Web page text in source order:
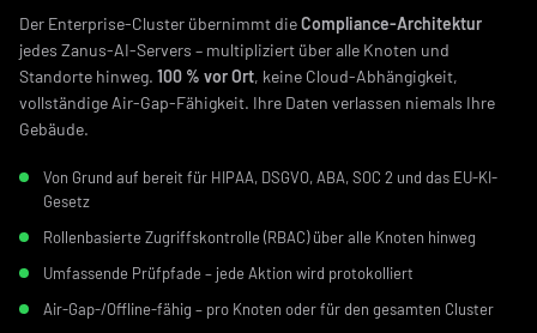
Der Enterprise-Cluster übernimmt dieCompliance-Architektur
jedes Zanus-AI-Servers – multipliziert über alle Knoten und
Standorte hinweg. 100 % vor Ort, keine Cloud-Abhängigkeit,
vollständige Air-Gap-Fähigkeit. Ihre Daten verlassen niemals Ihre
Gebäude.
Von Grund auf bereit für HIPAA, DSGVO, ABA, SOC 2 und das EU-KI-
Gesetz
Rollenbasierte Zugriffskontrolle (RBAC) über alle Knoten hinweg
Umfassende Prüfpfade – jede Aktion wird protokolliert
Air-Gap-/Offline-fähig – pro Knoten oder für den gesamten Cluster